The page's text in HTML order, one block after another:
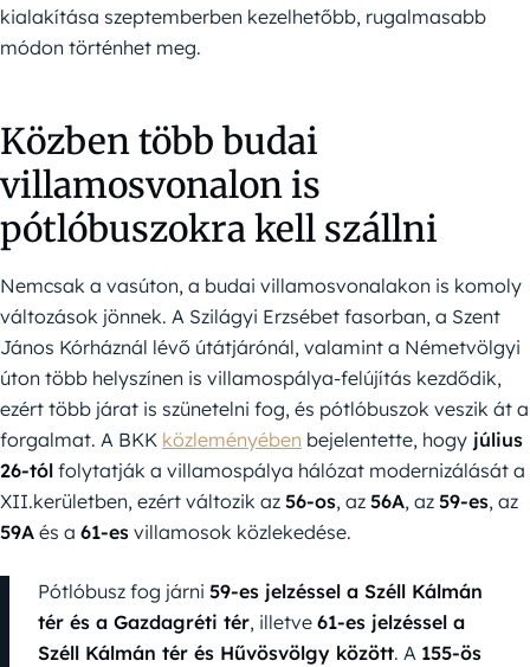
kialakítása szeptemberben kezelhetőbb, rugalmasabb
módon történhet meg.
Közben több budai
villamosvonalon is
pótlóbuszokra kell szállni
Nemcsak a vasúton, a budai villamosvonalakon is komoly
változások jönnek. A Szilágyi Erzsébet fasorban, a Szent
János Kórháznál lévő útátjárónál, valamint a Németvölgyi
úton több helyszínen is villamospálya-felújítás kezdődik,
ezért több járat is szünetelni fog, és pótlóbuszok veszik át a
forgalmat. A BKK közleményében bejelentette, hogy július
26-tól folytatják a villamospálya hálózat modernizálását a
XII.kerületben, ezért változik az 56-os, az 56A, az 59-es, az
59A és a 61-es villamosok közlekedése.
Pótlóbusz fog járni 59-es jelzéssel a Széll Kálmán
tér és a Gazdagréti tér, illetve 61-es jelzéssel a
Széll Kálmán tér és Hűvösvölgy között. A 155-ös